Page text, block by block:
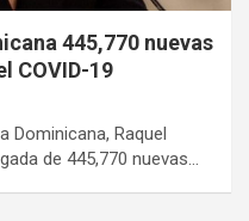
445,770 nuevas
COVID-19
Dominicana, Raquel
de 445,770 nuevas…